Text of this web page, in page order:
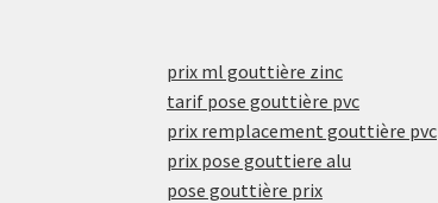
prix ml gouttière zinc
tarif pose gouttière pvc
prix remplacement gouttière pvc
prix pose gouttiere alu
pose gouttière prix